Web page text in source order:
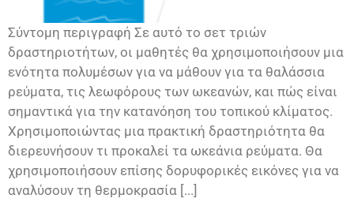
Σύντομη περιγραφή Σε αυτό το σετ τριών
δραστηριοτήτων, οι μαθητές θα χρησιμοποιήσουν μια
ενότητα πολυμέσων για να μάθουν για τα θαλάσσια
ρεύματα, τις λεωφόρους των ωκεανών, και πώς είναι
σημαντικά για την κατανόηση του τοπικού κλίματος.
Χρησιμοποιώντας μια πρακτική δραστηριότητα θα
διερευνήσουν τι προκαλεί τα ωκεάνια ρεύματα. Θα
χρησιμοποιήσουν επίσης δορυφορικές εικόνες για να
αναλύσουν τη θερμοκρασία [...]